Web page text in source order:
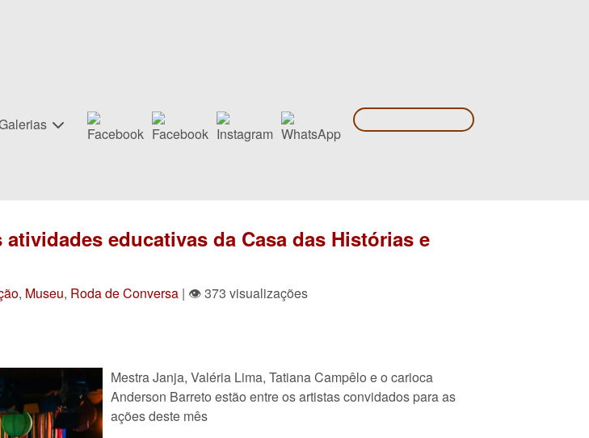
educativas da Casa das Histórias e
, Museu, Roda de Conversa | 👁 373 visualizações
Mestra Janja, Valéria Lima, Tatiana Campêlo e o carioca
Anderson Barreto estão entre os artistas convidados para as
ações deste mês